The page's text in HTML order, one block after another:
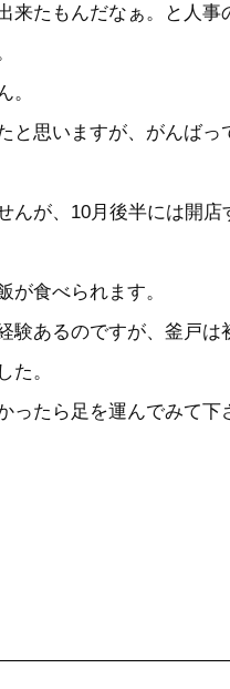
来たもんだなぁ。と人事
。
と思いますが、がんばっ
んが、10月後半には開店
が食べられます。
験あるのですが、釜戸は
た。
ったら足を運んでみて下